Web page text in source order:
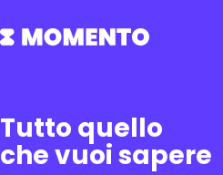
Tutto quello
che vuoi sapere